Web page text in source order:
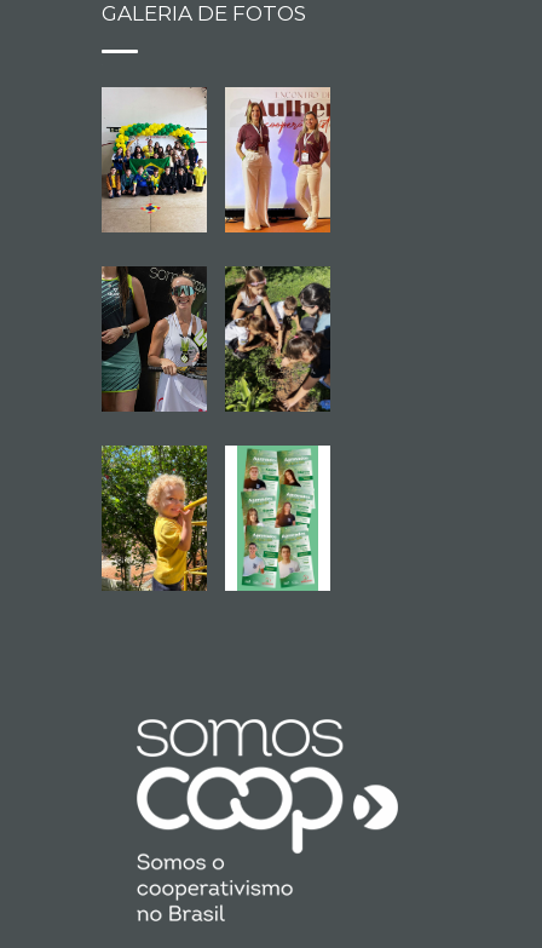
GALERIA DE FOTOS